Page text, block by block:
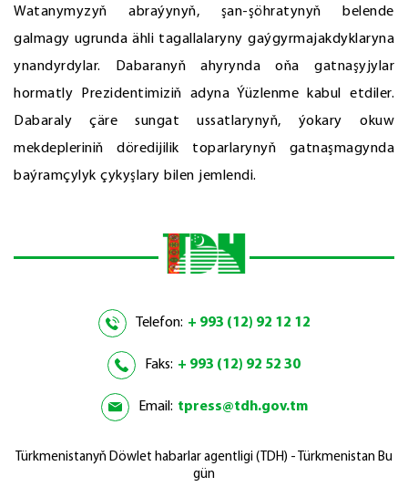
Watanymyzyň abraýynyň, şan-şöhratynyň belende
galmagy ugrunda ähli tagallalaryny gaýgyrmajakdyklaryna
ynandyrdylar. Dabaranyň ahyrynda oňa gatnaşyjylar
hormatly Prezidentimiziň adyna Ýüzlenme kabul etdiler.
Dabaraly çäre sungat ussatlarynyň, ýokary okuw
mekdepleriniň döredijilik toparlarynyň gatnaşmagynda
baýramçylyk çykyşlary bilen jemlendi.
Telefon: + 993 (12) 92 12 12
Faks: + 993 (12) 92 52 30
Email: tpress@tdh.gov.tm
Türkmenistanyň Döwlet habarlar agentligi (TDH) - Türkmenistan Bu
gün